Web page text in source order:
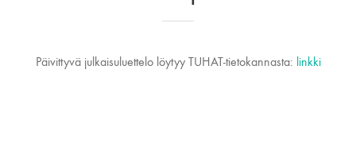
Päivittyvä julkaisuluettelo löytyy TUHAT-tietokannasta: linkki